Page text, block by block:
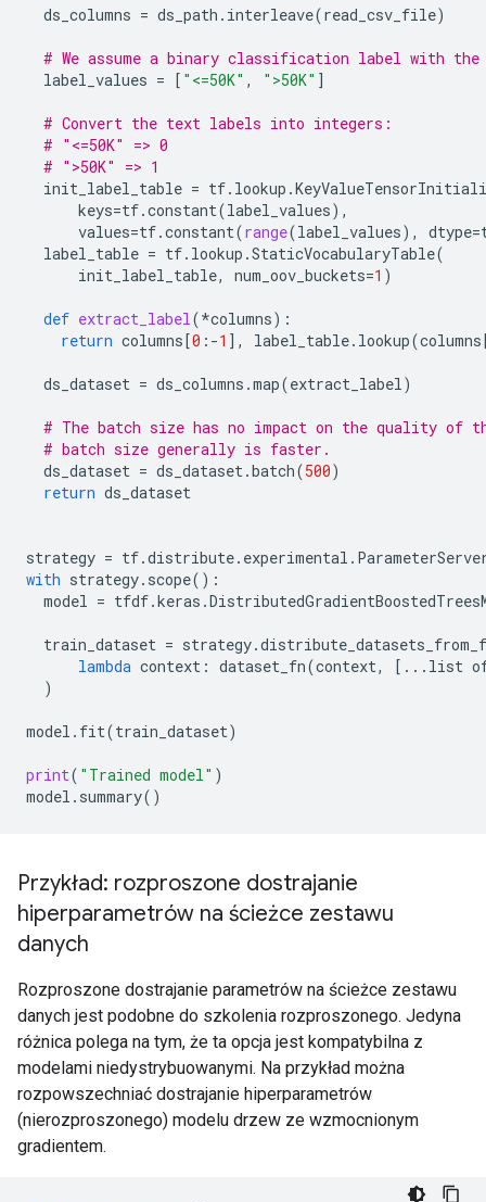
ds_columns = ds_path . interleave(read_csv_file)
# We assume a binary classification label with
label_values = [ "<=50K" , ">50K" ]
# Convert the text labels into integers:
# "<=50K" => 0
# ">50K" => 1
init_label_table = tf. lookup .
keys=tf.constant(label_values),
values=tf.constant(range(label_values), dtype=
label_table = tf. lookup .StaticVocabularyTable(
init_label_table, num_oov_buckets=1 )
def extract_label(*columns):
return columns[0 : -1 ], label_table. lookup(columns
ds_dataset = ds_columns .map(extract_label)
# The batch size has no impact on the quality of
# batch size generally is faster.
ds_dataset = ds_dataset.batch(500)
return ds_dataset
strategy = tf.distribute. experimental .
with strategy. scope():
model = tfdf.keras .
train_dataset = strategy.
lambda context : dataset_fn(context, [ ... list
)
model . fit(train_dataset)
print( "Trained model" )
model . summary()
Przykład: rozproszone dostrajanie
hiperparametrów na ścieżce zestawu
danych
Rozproszone dostrajanie parametrów na ścieżce zestawu
danych jest podobne do szkolenia rozproszonego. Jedyna
różnica polega na tym, że ta opcja jest kompatybilna z
modelami niedystrybuowanymi. Na przykład można
rozpowszechniać dostrajanie hiperparametrów
(nierozproszonego) modelu drzew ze wzmocnionym
gradientem.